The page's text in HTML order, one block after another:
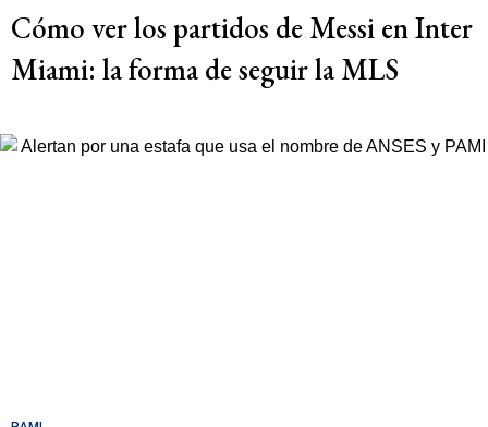
Cómo ver los partidos de Messi en Inter
Miami: la forma de seguir la MLS